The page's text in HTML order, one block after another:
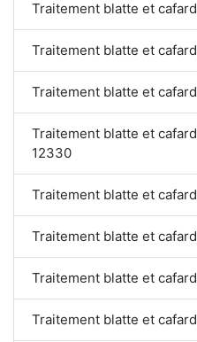
Traitement blatte et
Traitement blatte et
Traitement blatte et
Traitement blatte et
12330
Traitement blatte et
Traitement blatte et
Traitement blatte et
Traitement blatte et